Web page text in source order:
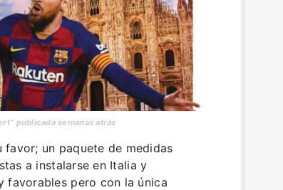
publicada semanas atrás
un paquete de medidas
a instalarse en Italia y
favorables pero con la única